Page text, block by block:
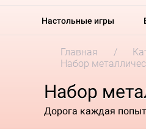
Настольные игры
Главная
Набор
Набор
Дорога каждая